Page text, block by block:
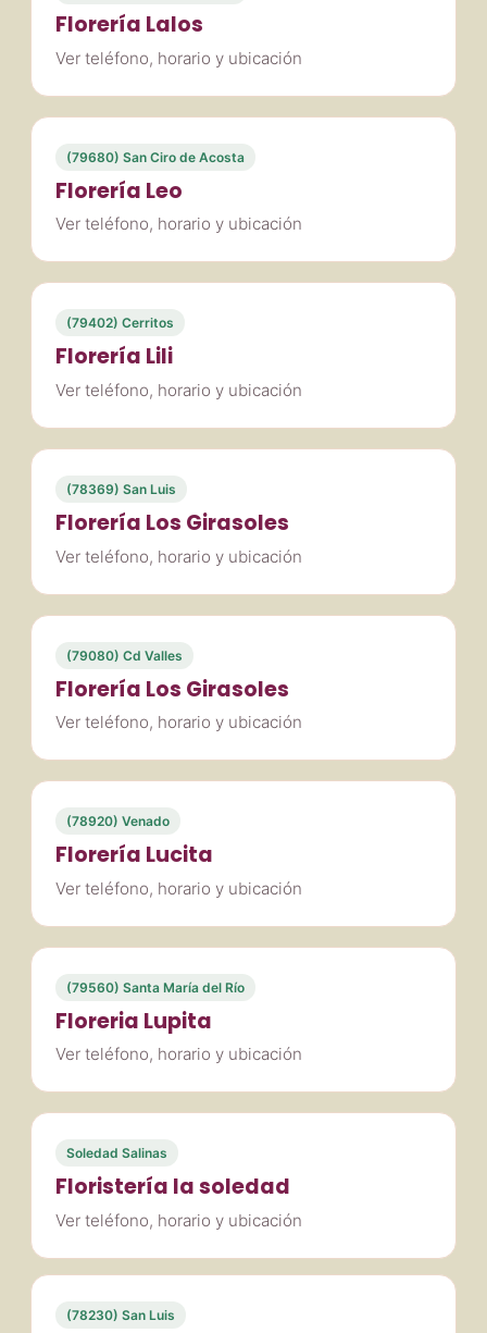
Florería Lalos
Ver teléfono, horario y ubicación
(79680) San Ciro de Acosta
Florería Leo
Ver teléfono, horario y ubicación
(79402) Cerritos
Florería Lili
Ver teléfono, horario y ubicación
(78369) San Luis
Florería Los Girasoles
Ver teléfono, horario y ubicación
(79080) Cd Valles
Florería Los Girasoles
Ver teléfono, horario y ubicación
(78920) Venado
Florería Lucita
Ver teléfono, horario y ubicación
(79560) Santa María del Río
Floreria Lupita
Ver teléfono, horario y ubicación
Soledad Salinas
Floristería la soledad
Ver teléfono, horario y ubicación
(78230) San Luis